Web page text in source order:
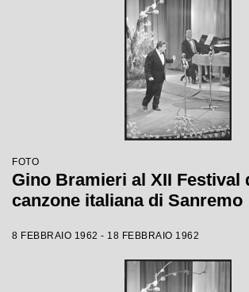
FOTO
Gino Bramieri al XII Festival
canzone italiana di Sanremo
8 FEBBRAIO 1962 - 18 FEBBRAIO 1962